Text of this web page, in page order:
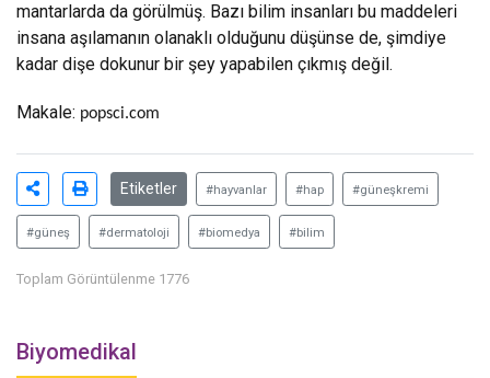
mantarlarda da görülmüş. Bazı bilim insanları bu maddeleri
insana aşılamanın olanaklı olduğunu düşünse de, şimdiye
kadar dişe dokunur bir şey yapabilen çıkmış değil.
Makale: popsci.com
Etiketler #hayvanlar #hap #güneşkremi
#güneş #dermatoloji #biomedya #bilim
Toplam Görüntülenme 1776
Biyomedikal